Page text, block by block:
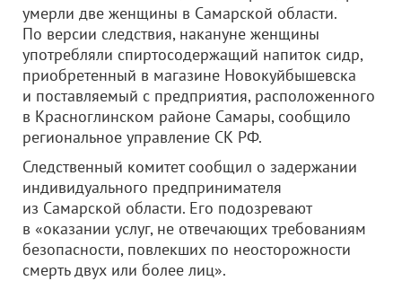
умерли две женщины в Самарской области.
По версии следствия, накануне женщины
употребляли спиртосодержащий напиток сидр,
приобретенный в магазине Новокуйбышевска
и поставляемый с предприятия, расположенного
в Красноглинском районе Самары, сообщило
региональное управление СК РФ.
Следственный комитет сообщил о задержании
индивидуального предпринимателя
из Самарской области. Его подозревают
в «оказании услуг, не отвечающих требованиям
безопасности, повлекших по неосторожности
смерть двух или более лиц».